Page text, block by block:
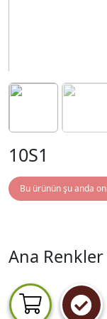
10S1
Bu ürünün şu anda
Ana Renkler